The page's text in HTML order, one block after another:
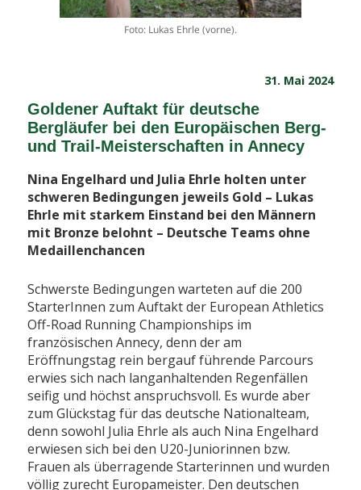
Foto: Lukas Ehrle (vorne).
Veröffentlicht
31. Mai 2024
Goldener Auftakt für deutsche
Bergläufer bei den Europäischen Berg-
und Trail-Meisterschaften in Annecy
Nina Engelhard und Julia Ehrle holten unter
schweren Bedingungen jeweils Gold – Lukas
Ehrle mit starkem Einstand bei den Männern
mit Bronze belohnt – Deutsche Teams ohne
Medaillenchancen
Schwerste Bedingungen warteten auf die 200
StarterInnen zum Auftakt der European Athletics
Off-Road Running Championships im
französischen Annecy, denn der am
Eröffnungstag rein bergauf führende Parcours
erwies sich nach langanhaltenden Regenfällen
seifig und höchst anspruchsvoll. Es wurde aber
zum Glückstag für das deutsche Nationalteam,
denn sowohl Julia Ehrle als auch Nina Engelhard
erwiesen sich bei den U20-Juniorinnen bzw.
Frauen als überragende Starterinnen und wurden
völlig zurecht Europameister. Den deutschen